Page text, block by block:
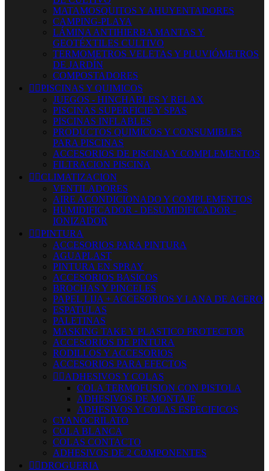
MATAMOSQUITOS Y AHUYENTADORES
CAMPING-PLAYA
LÁMINA ANTIHIERBA MANTAS Y
GEOTÉXTILES CULTIVO
TERMOMETROS VELETAS Y PLUVIÓMETROS
DE JARDÍN
COMPOSTADORES
 PISCINAS Y QUIMICOS
JUEGOS - HINCHABLES Y RELAX
PISCINAS SUPERFICIE Y SPAS
PISCINAS INFLABLES
PRODUCTOS QUIMICOS Y CONSUMIBLES
PARA PISCINAS
ACCESORIOS DE PISCINA Y COMPLEMENTOS
FILTRACION PISCINA
 CLIMATIZACION
VENTILADORES
AIRE ACONDICIONADO Y COMPLEMENTOS
HUMIDIFICADOR - DESUMIDIFICADOR -
IONIZADOR
 PINTURA
ACCESORIOS PARA PINTURA
AGUAPLAST
PINTURA EN SPRAY
ACCESORIOS BASICOS
BROCHAS Y PINCELES
PAPEL LIJA + ACCESORIOS Y LANA DE ACERO
ESPATULAS
PALETINAS
MASKING TAKE Y PLASTICO PROTECTOR
ACCESORIOS DE PINTURA
RODILLOS Y ACCESORIOS
ACCESORIOS PARA EFECTOS
 ADHESIVOS Y COLAS
COLA TERMOFUSION CON PISTOLA
ADHESIVOS DE MONTAJE
ADHESIVOS Y COLAS ESPECIFICOS
CYANOCRILATO
COLA BLANCA
COLAS CONTACTO
ADHESIVOS DE 2 COMPONENTES
 DROGUERIA